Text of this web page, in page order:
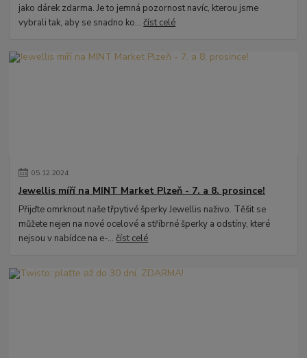
jako dárek zdarma. Je to jemná pozornost navíc, kterou jsme
vybrali tak, aby se snadno ko...číst celé
05.12.2024
Jewellis míří na MINT Market Plzeň - 7. a 8. prosince!
Přijďte omrknout naše třpytivé šperky Jewellis naživo. Těšit se
můžete nejen na nové ocelové a stříbrné šperky a odstíny, které
nejsou v nabídce na e-...číst celé